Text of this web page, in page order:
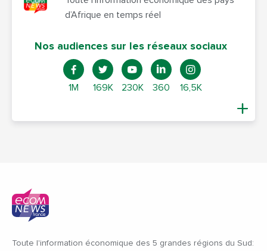
d’Afrique en temps réel
Nos audiences sur les réseaux sociaux
1M 169K 230K 360 16,5K
Toute l'information économique des 5 grandes régions du Sud: